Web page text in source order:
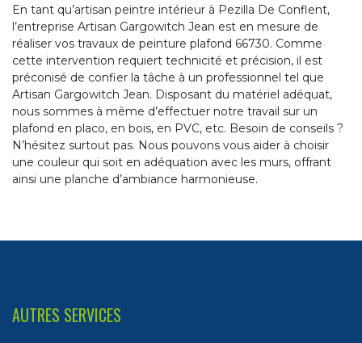
En tant qu’artisan peintre intérieur à Pezilla De Conflent,
l’entreprise Artisan Gargowitch Jean est en mesure de
réaliser vos travaux de peinture plafond 66730. Comme
cette intervention requiert technicité et précision, il est
préconisé de confier la tâche à un professionnel tel que
Artisan Gargowitch Jean. Disposant du matériel adéquat,
nous sommes à même d’effectuer notre travail sur un
plafond en placo, en bois, en PVC, etc. Besoin de conseils ?
N’hésitez surtout pas. Nous pouvons vous aider à choisir
une couleur qui soit en adéquation avec les murs, offrant
ainsi une planche d’ambiance harmonieuse.
AUTRES SERVICES